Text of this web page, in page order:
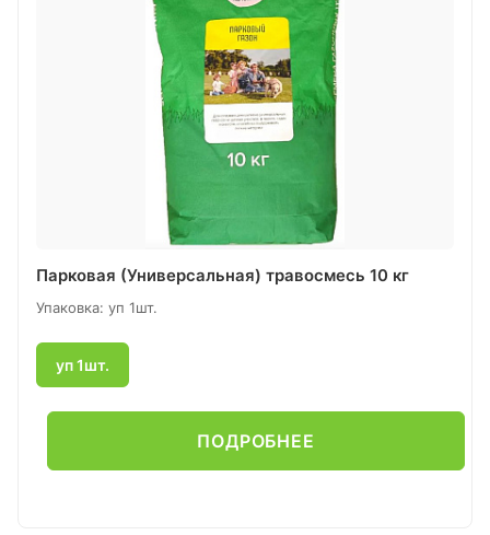
Парковая (Универсальная) травосмесь 10 кг
Упаковка: уп 1шт.
уп 1шт.
ПОДРОБНЕЕ